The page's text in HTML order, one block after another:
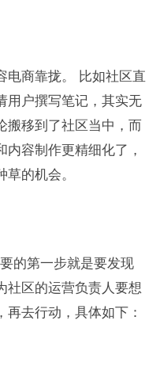
电商靠拢。 比如社区直
用户撰写笔记，其实无
搬移到了社区当中，而
容制作更精细化了，
的机会。
的第一步就是要发现
社区的运营负责人要想
去行动，具体如下：